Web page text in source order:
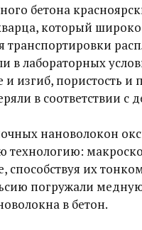
бетона
который
транспортировки
в лабораторных
изгиб, пористость и
в соответствии
нановолокон
технологию:
способствуя их
погружали
в бетон.